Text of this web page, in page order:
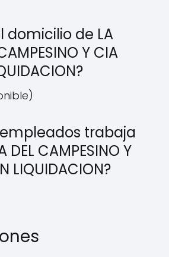
domicilio de LA
Y CIA
trabaja
DEL CAMPESINO Y
LIQUIDACION?